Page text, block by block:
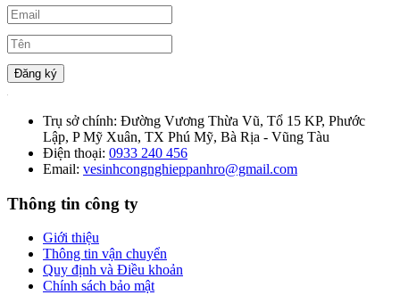
Đăng ký
Trụ sở chính: Đường Vương Thừa Vũ, Tổ 15 KP, Phước
Lập, P Mỹ Xuân, TX Phú Mỹ, Bà Rịa - Vũng Tàu
Điện thoại: 0933 240 456
Email: vesinhcongnghieppanhro@gmail.com
Thông tin công ty
Giới thiệu
Thông tin vận chuyển
Quy định và Điều khoản
Chính sách bảo mật